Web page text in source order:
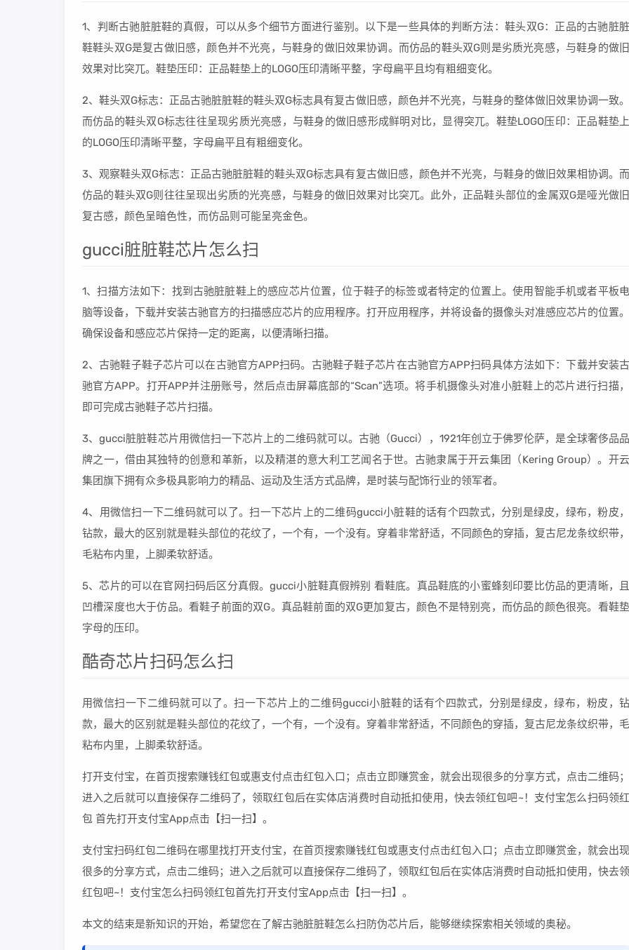
1、判断古驰脏脏鞋的真假，可以从多个细节方面进行鉴别。以下是一些具体的判断方法：鞋头双G：正品的古驰脏脏
鞋鞋头双G是复古做旧感，颜色并不光亮，与鞋身的做旧效果协调。而仿品的鞋头双G则是劣质光亮感，与鞋身的做旧
效果对比突兀。鞋垫压印：正品鞋垫上的LOGO压印清晰平整，字母扁平且均有粗细变化。
2、鞋头双G标志：正品古驰脏脏鞋的鞋头双G标志具有复古做旧感，颜色并不光亮，与鞋身的整体做旧效果协调一致。
而仿品的鞋头双G标志往往呈现劣质光亮感，与鞋身的做旧感形成鲜明对比，显得突兀。鞋垫LOGO压印：正品鞋垫上
的LOGO压印清晰平整，字母扁平且有粗细变化。
3、观察鞋头双G标志：正品古驰脏脏鞋的鞋头双G标志具有复古做旧感，颜色并不光亮，与鞋身的做旧效果相协调。而
仿品的鞋头双G则往往呈现出劣质的光亮感，与鞋身的做旧效果对比突兀。此外，正品鞋头部位的金属双G是哑光做旧
复古感，颜色呈暗色性，而仿品则可能呈亮金色。
gucci脏脏鞋芯片怎么扫
1、扫描方法如下：找到古驰脏脏鞋上的感应芯片位置，位于鞋子的标签或者特定的位置上。使用智能手机或者平板电
脑等设备，下载并安装古驰官方的扫描感应芯片的应用程序。打开应用程序，并将设备的摄像头对准感应芯片的位置。
确保设备和感应芯片保持一定的距离，以便清晰扫描。
2、古驰鞋子鞋子芯片可以在古驰官方APP扫码。古驰鞋子鞋子芯片在古驰官方APP扫码具体方法如下：下载并安装古
驰官方APP。打开APP并注册账号，然后点击屏幕底部的“Scan”选项。将手机摄像头对准小脏鞋上的芯片进行扫描，
即可完成古驰鞋子芯片扫描。
3、gucci脏脏鞋芯片用微信扫一下芯片上的二维码就可以。古驰（Gucci），1921年创立于佛罗伦萨，是全球奢侈品品
牌之一，借由其独特的创意和革新，以及精湛的意大利工艺闻名于世。古驰隶属于开云集团（Kering Group）。开云
集团旗下拥有众多极具影响力的精品、运动及生活方式品牌，是时装与配饰行业的领军者。
4、用微信扫一下二维码就可以了。扫一下芯片上的二维码gucci小脏鞋的话有个四款式，分别是绿皮，绿布，粉皮，
钻款，最大的区别就是鞋头部位的花纹了，一个有，一个没有。穿着非常舒适，不同颜色的穿插，复古尼龙条纹织带，
毛粘布内里，上脚柔软舒适。
5、芯片的可以在官网扫码后区分真假。gucci小脏鞋真假辨别 看鞋底。真品鞋底的小蜜蜂刻印要比仿品的更清晰，且
凹槽深度也大于仿品。看鞋子前面的双G。真品鞋前面的双G更加复古，颜色不是特别亮，而仿品的颜色很亮。看鞋垫
字母的压印。
酷奇芯片扫码怎么扫
用微信扫一下二维码就可以了。扫一下芯片上的二维码gucci小脏鞋的话有个四款式，分别是绿皮，绿布，粉皮，钻
款，最大的区别就是鞋头部位的花纹了，一个有，一个没有。穿着非常舒适，不同颜色的穿插，复古尼龙条纹织带，毛
粘布内里，上脚柔软舒适。
打开支付宝，在首页搜索赚钱红包或惠支付点击红包入口；点击立即赚赏金，就会出现很多的分享方式，点击二维码；
进入之后就可以直接保存二维码了，领取红包后在实体店消费时自动抵扣使用，快去领红包吧~！支付宝怎么扫码领红
包 首先打开支付宝App点击【扫一扫】。
支付宝扫码红包二维码在哪里找打开支付宝，在首页搜索赚钱红包或惠支付点击红包入口；点击立即赚赏金，就会出现
很多的分享方式，点击二维码；进入之后就可以直接保存二维码了，领取红包后在实体店消费时自动抵扣使用，快去领
红包吧~！支付宝怎么扫码领红包首先打开支付宝App点击【扫一扫】。
本文的结束是新知识的开始，希望您在了解古驰脏脏鞋怎么扫防伪芯片后，能够继续探索相关领域的奥秘。